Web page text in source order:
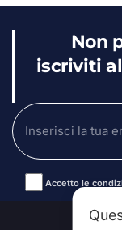
Non
iscriviti
Accetto le
Alternative: